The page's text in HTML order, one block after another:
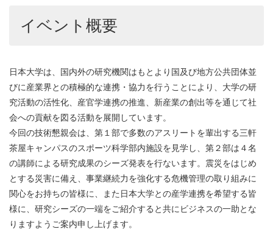
イベント概要
日本大学は、国内外の研究機関はもとより国及び地方公共団体並
びに産業界との積極的な連携・協力を行うことにより、大学の研
究活動の活性化、産官学連携の推進、新産業の創出等を通じて社
会への貢献を図る活動を展開しています。
今回の技術懇親会は、第１部で多数のアスリートを輩出する三軒
茶屋キャンパスのスポーツ科学部内施設を見学し、第２部は４名
の講師による研究成果のシーズ発表を行ないます。震災をはじめ
とする災害に備え、事業継続力を強化する危機管理の取り組みに
関心をお持ちの皆様に、また日本大学との産学連携を希望する皆
様に、研究シーズの一端をご紹介すると共にビジネスの一助とな
りますようご案内申し上げます。